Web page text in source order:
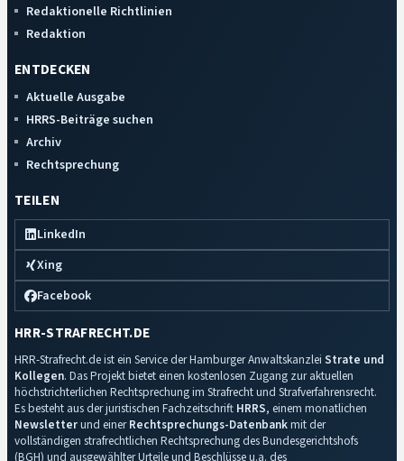
Redaktionelle Richtlinien
Redaktion
ENTDECKEN
Aktuelle Ausgabe
HRRS-Beiträge suchen
Archiv
Rechtsprechung
TEILEN
LinkedIn
Xing
Facebook
HRR-STRAFRECHT.DE
HRR-Strafrecht.de ist ein Service der Hamburger Anwaltskanzlei Strate und
Kollegen. Das Projekt bietet einen kostenlosen Zugang zur aktuellen
höchstrichterlichen Rechtsprechung im Strafrecht und Strafverfahrensrecht.
Es besteht aus der juristischen Fachzeitschrift HRRS, einem monatlichen
Newsletterund einerRechtsprechungs-Datenbankmit der
vollständigen strafrechtlichen Rechtsprechung des Bundesgerichtshofs
(BGH) und ausgewählter Urteile und Beschlüsse u.a. des